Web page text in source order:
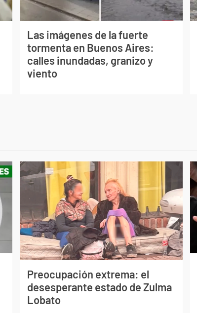
Las imágenes de la fuerte
tormenta en Buenos Aires:
calles inundadas, granizo y
viento
Preocupación extrema: el
desesperante estado de Zulma
Lobato